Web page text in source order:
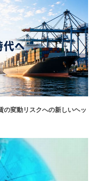
の変動リスクへの新しいヘッ